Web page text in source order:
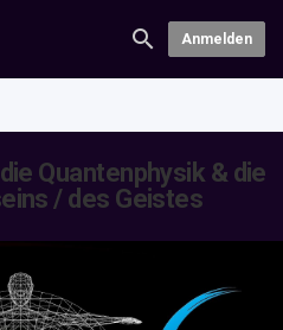
Anmelden
Quantenphysik & die
/ des Geistes